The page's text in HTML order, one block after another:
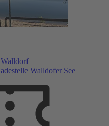
Walldorf
Walldofer See